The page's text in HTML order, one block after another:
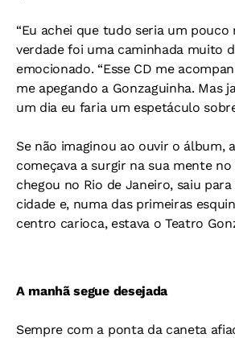
“Eu achei que tudo seria um pouco
verdade foi uma caminhada muito
emocionado. “Esse CD me
me apegando a Gonzaguinha. Mas
um dia eu faria um espetáculo
Se não imaginou ao ouvir o álbum,
começava a surgir na sua mente
chegou no Rio de Janeiro, saiu
cidade e, numa das primeiras
centro carioca, estava o Teatro
A manhã segue desejada
Sempre com a ponta da caneta